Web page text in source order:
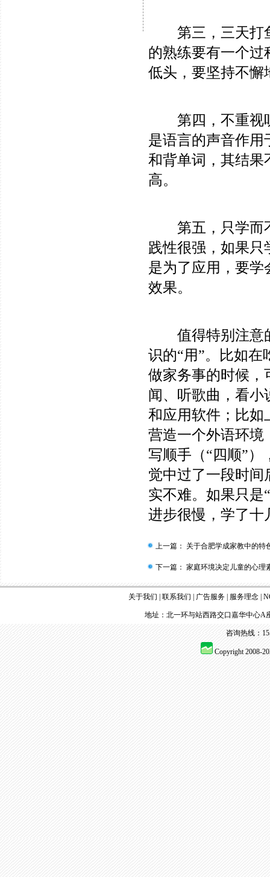
第三，三天打鱼
的熟练要有一个过
低头，要坚持不懈
第四，不重视听
是语言的声音作用
和背单词，其结果
高。
第五，只学而不
践性很强，如果只
是为了应用，要学
效果。
值得特别注意的
识的“用”。比如
做家务事的时候，
闻、听歌曲，看小
和应用软件；比如
营造一个外语环境
写顺手（“四顺”）
觉中过了一段时间
实不难。如果只是
进步很慢，学了十
上一篇： 关于合肥学成家教中的特
下一篇： 家庭环境决定儿童的心理
关于我们 联系我们 广告服务| 服务理念|
地址：北一环与站西路交口嘉华中心
咨询热线：
Copyright 2008-